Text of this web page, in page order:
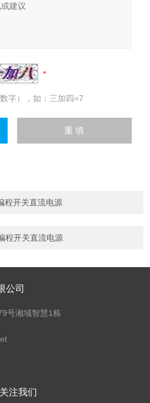
字），如：三加四=7
程开关直流电源
程开关直流电源
公司
号湘域智慧1栋
关注我们